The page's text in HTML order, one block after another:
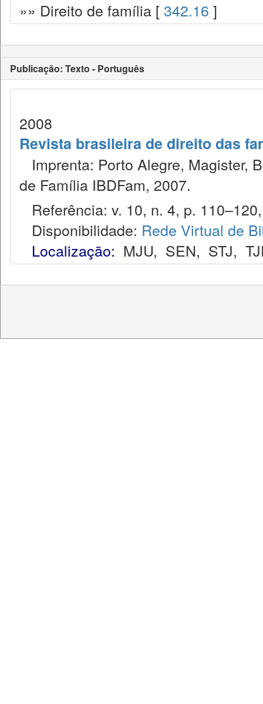
»» Direito de família [ 342.16 ]
Publicação: Texto - Português
2008
Revista brasileira de direito das
Imprenta: Porto Alegre, Magister,
de Família IBDFam, 2007.
Referência: v. 10, n. 4, p.
Disponibilidade: Rede Virtual de
Localização: MJU, SEN, STJ,